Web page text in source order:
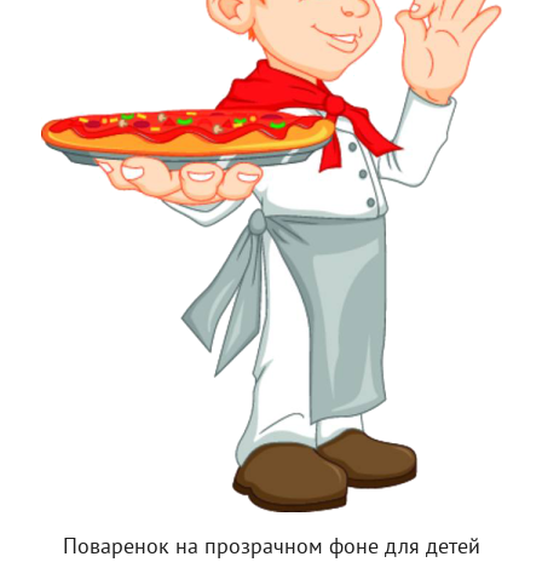
Поваренок на прозрачном фоне для детей